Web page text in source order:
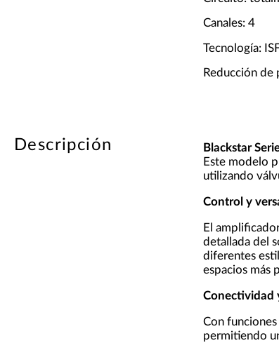
Canales: 4
Tecnología:
Reducción de
Descripción Blackstar
Este modelo
utilizando
Control y
El
detallada del
diferentes
espacios más
Conectividad
Con
permitiendo